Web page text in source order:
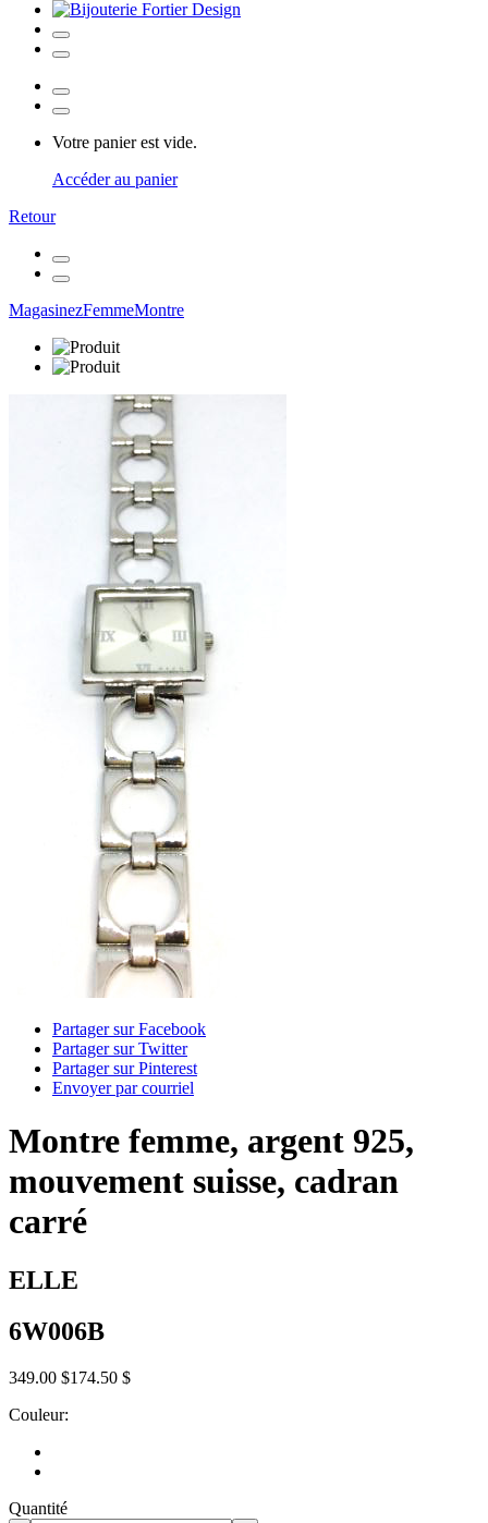
Votre panier est vide.
Accéder au panier
Retour
MagasinezFemmeMontre
Partager sur Facebook
Partager sur Twitter
Partager sur Pinterest
Envoyer par courriel
Montre femme, argent 925,
mouvement suisse, cadran
carré
ELLE
6W006B
349.00 $174.50 $
Couleur:
Quantité